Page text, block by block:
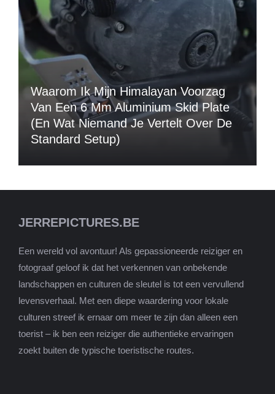
Waarom Ik Mijn Himalayan Voorzag
Van Een 6 Mm Aluminium Skid Plate
(en Wat Niemand Je Vertelt Over De
Standard Setup)
JERREPICTURES.BE
Een wereld vol avontuur! Als gepassioneerde reiziger en
fotograaf geloof ik dat het verkennen van onbekende
landschappen en culturen de sleutel is tot een vervullend
levensverhaal. Met een diepe waardering voor lokale
culturen streef ik ernaar om meer te zijn dan alleen een
toerist – ik ben een reiziger die authentieke ervaringen
zoekt buiten de typische toeristische routes.